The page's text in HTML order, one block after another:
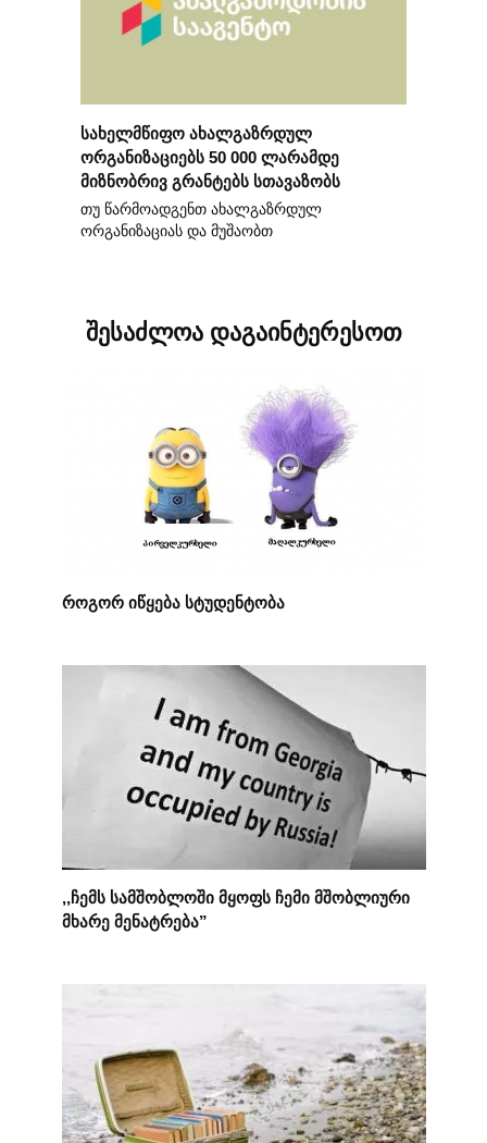
სახელმწიფო ახალგაზრდულ
ორგანიზაციებს 50 000 ლარამდე
მიზნობრივ გრანტებს სთავაზობს
თუ წარმოადგენთ ახალგაზრდულ
ორგანიზაციას და მუშაობთ
შესაძლოა დაგაინტერესოთ
როგორ იწყება სტუდენტობა
,,ჩემს სამშობლოში მყოფს ჩემი მშობლიური
მხარე მენატრება”